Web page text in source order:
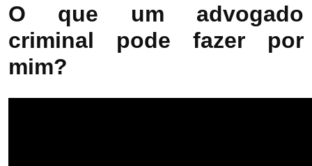
O que um advogado
criminal pode fazer por
mim?